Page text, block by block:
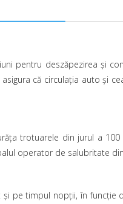
pentru deszăpezirea şi
că circulaţia auto şi
trotuarele din jurul a
operator de salubritate
pe timpul nopţii, în funcţie